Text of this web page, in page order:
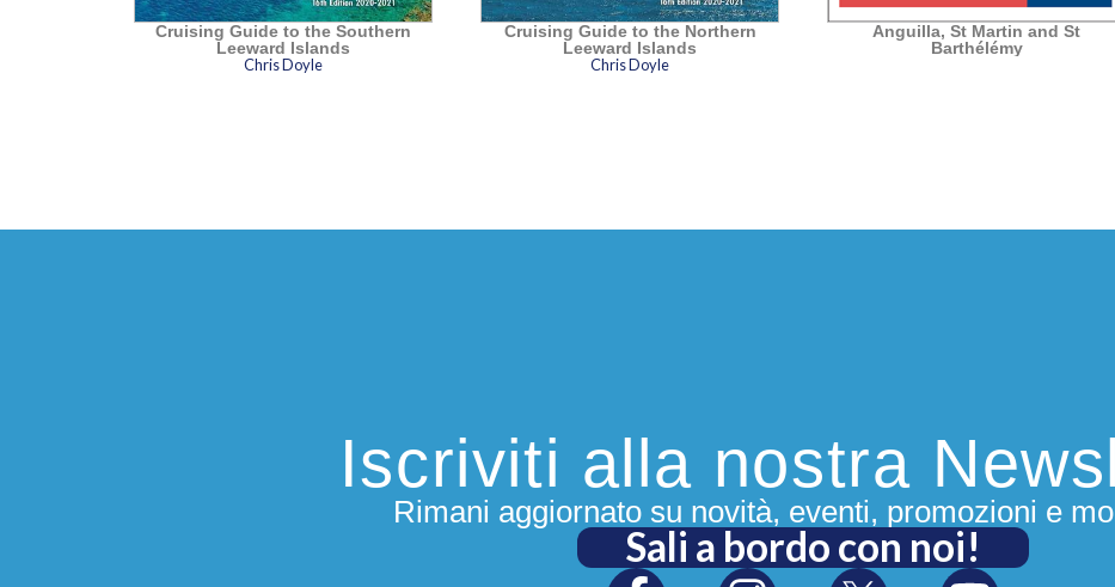
Cruising Guide to the Southern
Leeward Islands
Chris Doyle
Cruising Guide to the Northern
Leeward Islands
Chris Doyle
Anguilla, St Martin and St
Barthélémy
Iscriviti alla nostra
Rimani aggiornato su novità, eventi, promozioni e
Sali a bordo con noi!